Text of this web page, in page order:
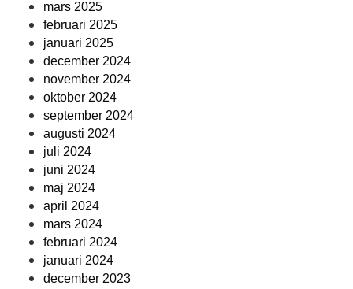
mars 2025
februari 2025
januari 2025
december 2024
november 2024
oktober 2024
september 2024
augusti 2024
juli 2024
juni 2024
maj 2024
april 2024
mars 2024
februari 2024
januari 2024
december 2023